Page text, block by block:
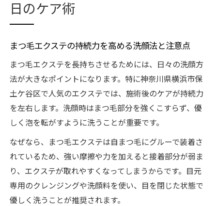
テ守る秘訣
グ習慣
まつ毛エクステに最適な柔らかフラットラ
ッシュの特徴
負担の少ないフラットラッシュで長持ちを
実現する方法
と選び方
通いやすいサロンで選ばれるフラットラッ
シュ活用術
まつ毛エクステを快適に楽しむ柔らか素材
日のケア術
まつ毛エクステの持続力を高める洗顔法と注意点
まつ毛エクステを長持ちさせるためには、日々の洗顔方
法が大きなポイントになります。特に神奈川県横浜市保
土ケ谷区で人気のエクステでは、施術後のケアが持続力
を左右します。洗顔時はまつ毛部分を強くこすらず、優
しく泡を転がすように洗うことが重要です。
なぜなら、まつ毛エクステは自まつ毛にグルーで装着さ
れているため、強い摩擦や力を加えると接着部分が弱ま
り、エクステが取れやすくなってしまうからです。目元
専用のクレンジングや洗顔料を使い、目を閉じた状態で
優しく洗うことが推奨されます。